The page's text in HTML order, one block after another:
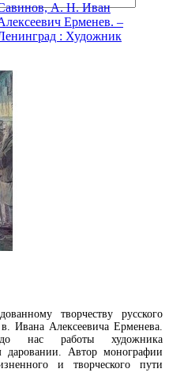
А. Н. Иван
Ерменев. –
: Художник
творчеству русского
Ивана Алексеевича Ерменева.
нас работы художника
даровании. Автор монографии
и творческого пути